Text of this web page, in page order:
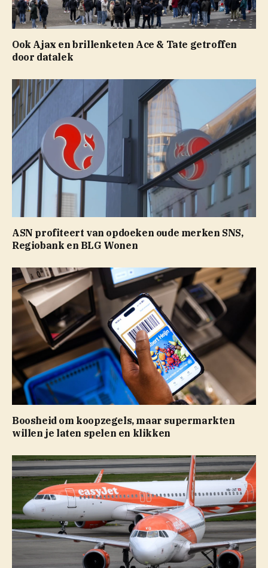
Ook Ajax en brillenketen Ace & Tate getroffen
door datalek
ASN profiteert van opdoeken oude merken SNS,
Regiobank en BLG Wonen
Boosheid om koopzegels, maar supermarkten
willen je laten spelen en klikken